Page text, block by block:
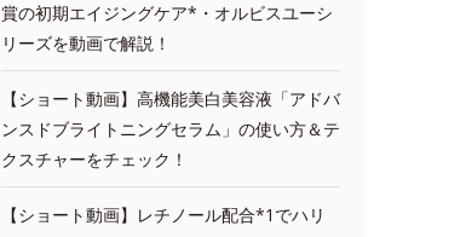
賞の初期エイジングケア*・オルビスユーシ
リーズを動画で解説！
【ショート動画】高機能美白美容液「アドバ
ンスドブライトニングセラム」の使い方＆テ
クスチャーをチェック！
【ショート動画】レチノール配合*1でハリ